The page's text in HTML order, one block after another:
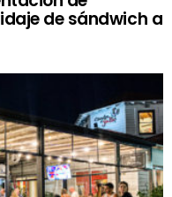
de sándwich a